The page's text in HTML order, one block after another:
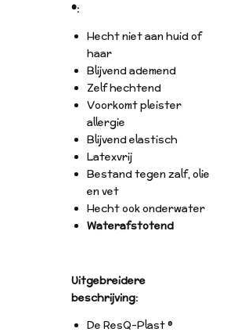
®:
Hecht niet aan huid of
haar
Blijvend ademend
Zelf hechtend
Voorkomt pleister
allergie
Blijvend elastisch
Latexvrij
Bestand tegen zalf, olie
en vet
Hecht ook onderwater
Waterafstotend
Uitgebreidere
beschrijving:
De ResQ-Plast ®